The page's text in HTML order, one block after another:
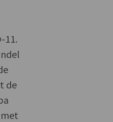
11.
de